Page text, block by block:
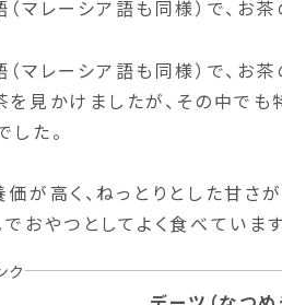
マレーシア語も同様）で、お茶
マレーシア語も同様）で、お茶
を見かけましたが、その中でも
した。
価が高く、ねっとりとした甘さ
おやつとしてよく食べています